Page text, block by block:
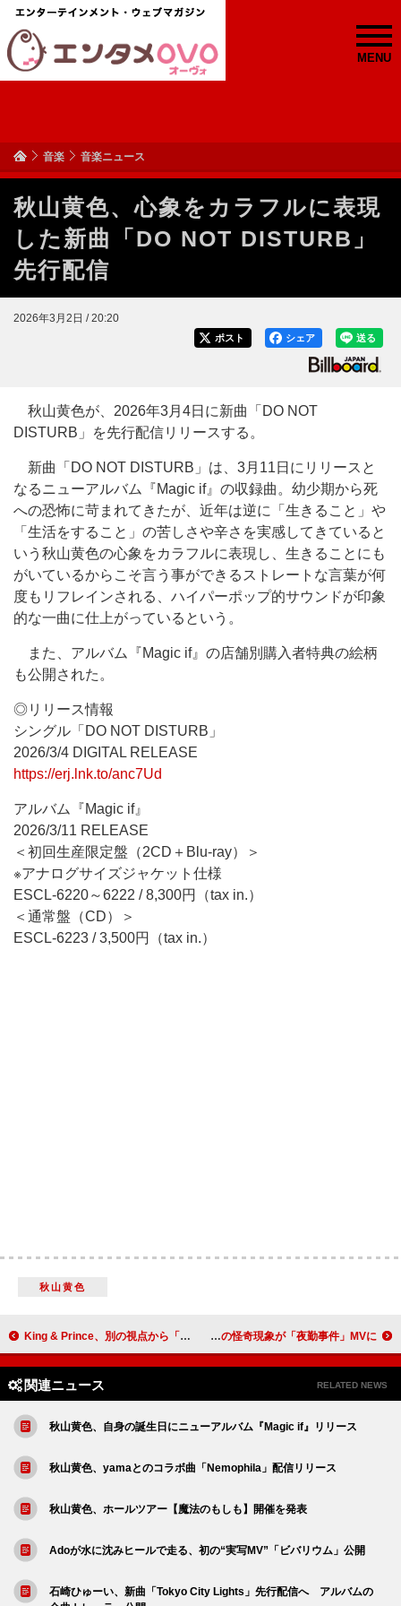
MENU
音楽 音楽ニュース
秋山黄色、心象をカラフルに表現
した新曲「DO NOT DISTURB」
先行配信
2026年3月2日 / 20:20
送る
シェア
ポスト
秋山黄色が、2026年3月4日に新曲「DO NOT
DISTURB」を先行配信リリースする。
新曲「DO NOT DISTURB」は、3月11日にリリースと
なるニューアルバム『Magic if』の収録曲。幼少期から死
への恐怖に苛まれてきたが、近年は逆に「生きること」や
「生活をすること」の苦しさや辛さを実感してきていると
いう秋山黄色の心象をカラフルに表現し、生きることにも
がいているからこそ言う事ができるストレートな言葉が何
度もリフレインされる、ハイパーポップ的サウンドが印象
的な一曲に仕上がっているという。
また、アルバム『Magic if』の店舗別購入者特典の絵柄
も公開された。
◎リリース情報
シングル「DO NOT DISTURB」
2026/3/4 DIGITAL RELEASE
https://erj.lnk.to/anc7Ud
アルバム『Magic if』
2026/3/11 RELEASE
＜初回生産限定盤（2CD＋Blu-ray）＞
※アナログサイズジャケット仕様
ESCL-6220～6222 / 8,300円（tax in.）
＜通常盤（CD）＞
ESCL-6223 / 3,500円（tax in.）
秋山黄色
King & Prince、別の視点から「Waltz for Lily」MVを切り取った“Parallel reel”ショートバージョンを公開 Lizaが深夜のコンビニで引き摺られる、数々の怪奇現象が「夜勤事件」MVに
関連ニュース RELATED NEWS
秋山黄色、自身の誕生日にニューアルバム『Magic if』リリース
秋山黄色、yamaとのコラボ曲「Nemophila」配信リリース
秋山黄色、ホールツアー【魔法のもしも】開催を発表
Adoが水に沈みヒールで走る、初の“実写MV”「ビバリウム」公開
石崎ひゅーい、新曲「Tokyo City Lights」先行配信へ アルバムの